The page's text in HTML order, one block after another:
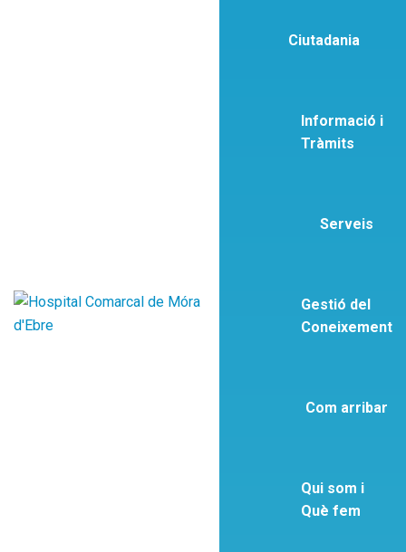
Ciutadania
Informació i
Tràmits
Serveis
Gestió del
Coneixement
Com arribar
Qui som i
Què fem